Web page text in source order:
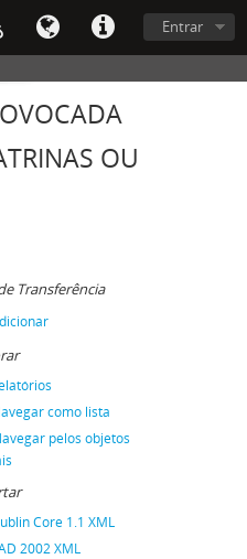
Entrar
OU
Transferência
como lista
pelos objetos
Core 1.1 XML
2002 XML